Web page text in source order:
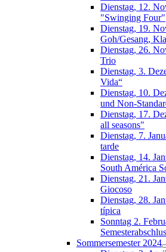
Dienstag, 12.
"Swinging Four"
Dienstag, 19.
Goh/Gesang,
Dienstag, 26.
Trio
Dienstag, 3.
Vida“
Dienstag, 10.
und Non-
Dienstag, 17.
all seasons"
Dienstag, 7.
tarde
Dienstag, 14.
South América
Dienstag, 21.
Giocoso
Dienstag, 28.
típica
Sonntag 2.
Sommersemester 2024